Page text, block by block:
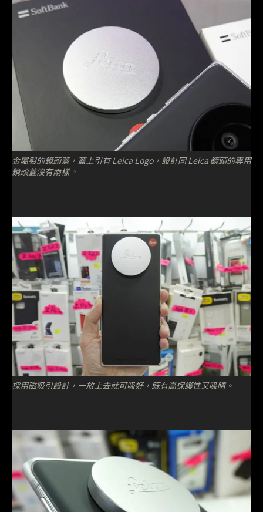
金屬製的鏡頭蓋，蓋上引有 Leica Logo，設計同 Leica 鏡頭的專用
鏡頭蓋沒有兩樣。
採用磁吸引設計，一放上去就可吸好，既有高保護性又吸睛。